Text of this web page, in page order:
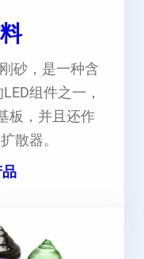
砂，是一种含
组件之一，
板，并且还作
散器。